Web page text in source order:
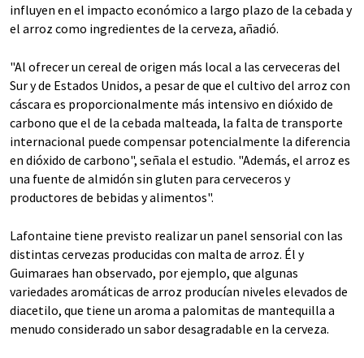
influyen en el impacto económico a largo plazo de la cebada y
el arroz como ingredientes de la cerveza, añadió.
"Al ofrecer un cereal de origen más local a las cerveceras del
Sur y de Estados Unidos, a pesar de que el cultivo del arroz con
cáscara es proporcionalmente más intensivo en dióxido de
carbono que el de la cebada malteada, la falta de transporte
internacional puede compensar potencialmente la diferencia
en dióxido de carbono", señala el estudio. "Además, el arroz es
una fuente de almidón sin gluten para cerveceros y
productores de bebidas y alimentos".
Lafontaine tiene previsto realizar un panel sensorial con las
distintas cervezas producidas con malta de arroz. Él y
Guimaraes han observado, por ejemplo, que algunas
variedades aromáticas de arroz producían niveles elevados de
diacetilo, que tiene un aroma a palomitas de mantequilla a
menudo considerado un sabor desagradable en la cerveza.